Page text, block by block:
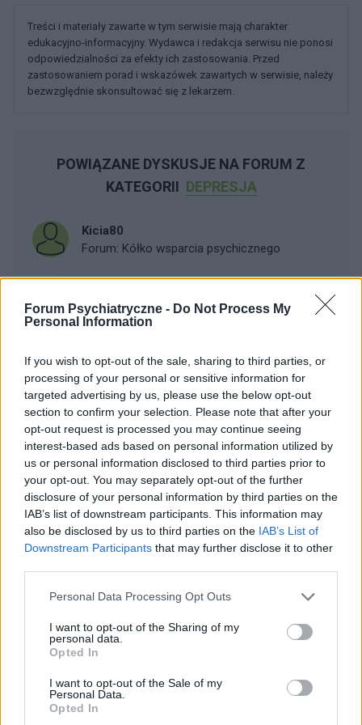
Forum Psychiatryczne - Do Not Process My
Personal Information
If you wish to opt-out of the sale, sharing to third parties, or
processing of your personal or sensitive information for
targeted advertising by us, please use the below opt-out
section to confirm your selection. Please note that after your
opt-out request is processed you may continue seeing
interest-based ads based on personal information utilized by
us or personal information disclosed to third parties prior to
your opt-out. You may separately opt-out of the further
disclosure of your personal information by third parties on the
IAB’s list of downstream participants. This information may
also be disclosed by us to third parties on the IAB’s List of
Downstream Participants that may further disclose it to other
Personal Data Processing Opt Outs
I want to opt-out of the Sharing of my
personal data.
Opted In
I want to opt-out of the Sale of my
Personal Data.
Opted In
Treści i materiały zawarte w tym serwisie mają charakter
edukacyjno-informacyjny. Wydawca i redakcja serwisu nie ponosi
odpowiedzialności za efekty ich zastosowania. Przed
zastosowaniem porad i wskazówek zawartych w serwisie, należy
bezwzględnie skonsultować się z lekarzem.
POWIĄZANE DYSKUSJE NA FORUM Z
KATEGORII DEPRESJA
Kicia80
Forum: Kółko wsparcia psychicznego
Szukam przyjaciółki
Jak w temacie.Mam 45 lat,a nie mam żadnych
przyjaciółki do pogaduszek o wszystkim,najlepiej z
woj. lubuskiego,ale mogą też być inne okolice...
Gerogina48
Forum: Psychoterapia
Terapia Systemowa
Cześć. Piszę z takim zapytaniem. Czy ktoś z Was
przerabiał może u psychoterapeuty swoje dzieciństwo
? A potem dorosłe życie ? Napiszę po krotce: Jako
częst...
mike34
Forum:Depresja